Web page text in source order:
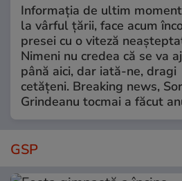
Informația de ultim
la vârful țării, face acum
presei cu o viteză
Nimeni nu credea că se va
până aici, dar iată-ne, dragi
cetățeni. Breaking news,
Grindeanu tocmai a făcut
GSP